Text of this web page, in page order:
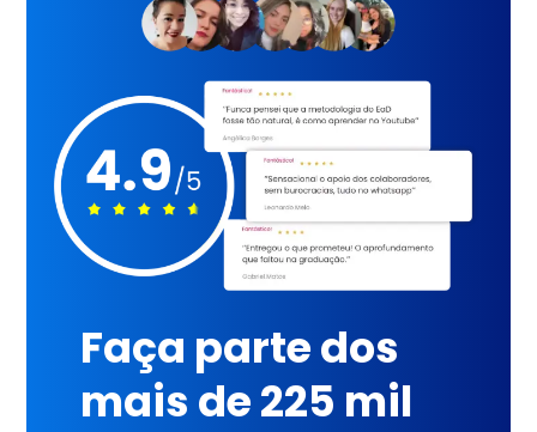
Faça parte dos
mais de 225 mil